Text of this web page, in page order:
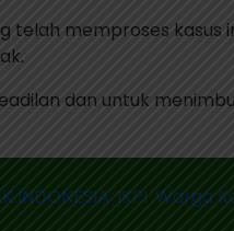
memproses
dan untuk
INDONESIA, IKPI, Warga